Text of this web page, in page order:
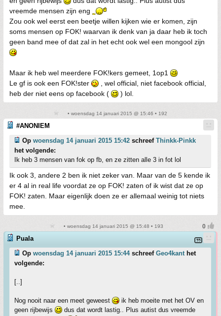
vreemde mensen zijn eng
Zou ook wel eerst een beetje willen kijken wie er komen, zijn
soms mensen op FOK! waarvan ik denk van ja daar heb ik toch
geen band mee of dat zal in het echt ook wel een mongool zijn
Maar ik heb wel meerdere FOK!kers gemeet, 1op1
Le gf is ook een FOK!ster
, wel official, niet facebook official,
heb der niet eens op facebook (
) lol.
• woensdag 14 januari 2015 @ 15:46 • 192
#ANONIEM
Op woensdag 14 januari 2015 15:42 schreef Thinkk-Pinkk
het volgende:
Ik heb 3 mensen van fok op fb, en ze zitten alle 3 in fot lol
Ik ook 3, andere 2 ben ik niet zeker van. Maar van de 5 kende ik
er 4 al in real life voordat ze op FOK! zaten of ik wist dat ze op
FOK! zaten. Maar eigenlijk doen ze er allemaal weinig tot niets
mee.
• woensdag 14 januari 2015 @ 15:48 • 193
Puala
Op woensdag 14 januari 2015 15:44schreef Geo4kanthet
volgende:
[..]
Nog nooit naar een meet geweest
ik heb moeite met het OV en
geen rijbewijs
dus dat wordt lastig.. Plus autist dus vreemde